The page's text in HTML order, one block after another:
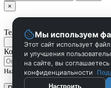
×
Телефон
Комментарий
Нажмите Отправить чтобы сделать
Мы используем
Этот сайт использует
и улучшения
на сайте, вы
конфиденциальности
Настроить